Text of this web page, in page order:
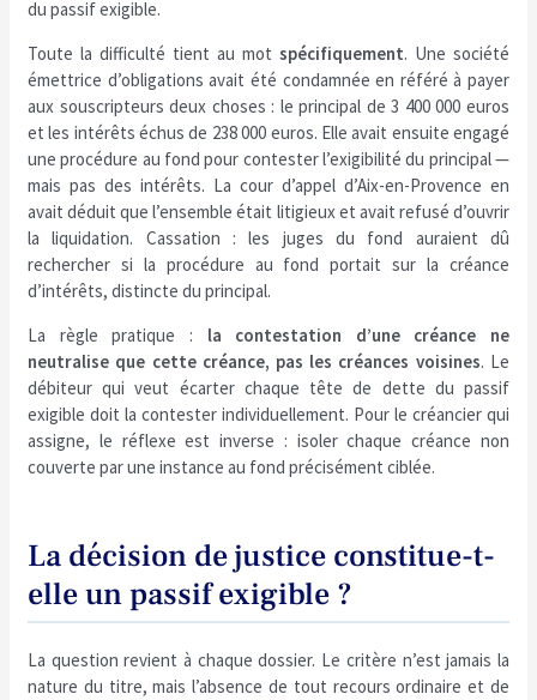
du passif exigible.
Toute la difficulté tient au mot spécifiquement. Une société
émettrice d’obligations avait été condamnée en référé à payer
aux souscripteurs deux choses : le principal de 3 400 000 euros
et les intérêts échus de 238 000 euros. Elle avait ensuite engagé
une procédure au fond pour contester l’exigibilité du principal —
mais pas des intérêts. La cour d’appel d’Aix-en-Provence en
avait déduit que l’ensemble était litigieux et avait refusé d’ouvrir
la liquidation. Cassation : les juges du fond auraient dû
rechercher si la procédure au fond portait sur la créance
d’intérêts, distincte du principal.
La règle pratique : la contestation d’une créance ne
neutralise que cette créance, pas les créances voisines. Le
débiteur qui veut écarter chaque tête de dette du passif
exigible doit la contester individuellement. Pour le créancier qui
assigne, le réflexe est inverse : isoler chaque créance non
couverte par une instance au fond précisément ciblée.
La décision de justice constitue-t-
elle un passif exigible ?
La question revient à chaque dossier. Le critère n’est jamais la
nature du titre, mais l’absence de tout recours ordinaire et de